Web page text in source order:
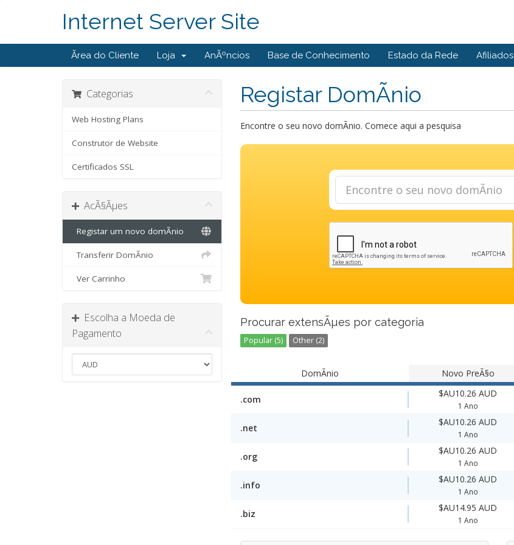
Internet Server Site
Ãrea do Cliente Loja AnÃºncios Base de Conhecimento Estado da Rede Afiliados
Registar DomÃ­nio
Categorias
Web Hosting Plans
Construtor de Website
Certificados SSL
AcÃ§Ãµes
Registar um novo domÃ­nio
Transferir DomÃ­nio
Ver Carrinho
Escolha a Moeda de
Pagamento
Encontre o seu novo domÃ­nio. Comece aqui a pesquisa
Procurar extensÃµes por categoria
Popular (5) Other (2)
DomÃ­nio Novo PreÃ§o
.com
$AU10.26 AUD
1 Ano
.net
$AU10.26 AUD
1 Ano
.org
$AU10.26 AUD
1 Ano
.info
$AU10.26 AUD
1 Ano
.biz
$AU14.95 AUD
1 Ano